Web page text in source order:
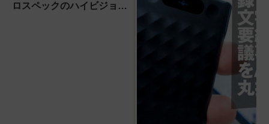
ロスペックのハイビジョン